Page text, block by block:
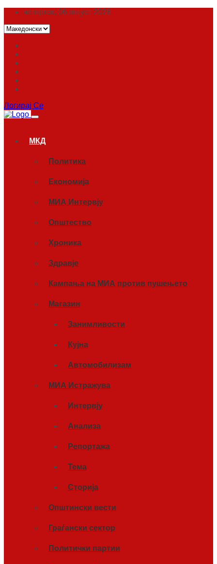
четврток, 06 август 2026
Логирај Се
МКД
Политика
Економија
МИА Интервју
Општество
Хроника
Здравје
Кампања на МИА против пушењето
Магазин
Занимливости
Кујна
Автомобилизам
МИА Истражува
Интервју
Анализа
Репортажа
Тема
Сторија
Општински вести
Граѓански сектор
Политички партии